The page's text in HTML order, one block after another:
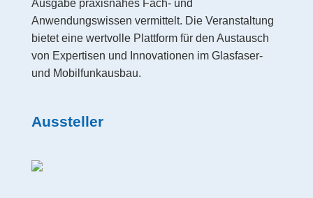
Ausgabe praxisnahes Fach- und
Anwendungswissen vermittelt. Die Veranstaltung
bietet eine wertvolle Plattform für den Austausch
von Expertisen und Innovationen im Glasfaser-
und Mobilfunkausbau.
Aussteller